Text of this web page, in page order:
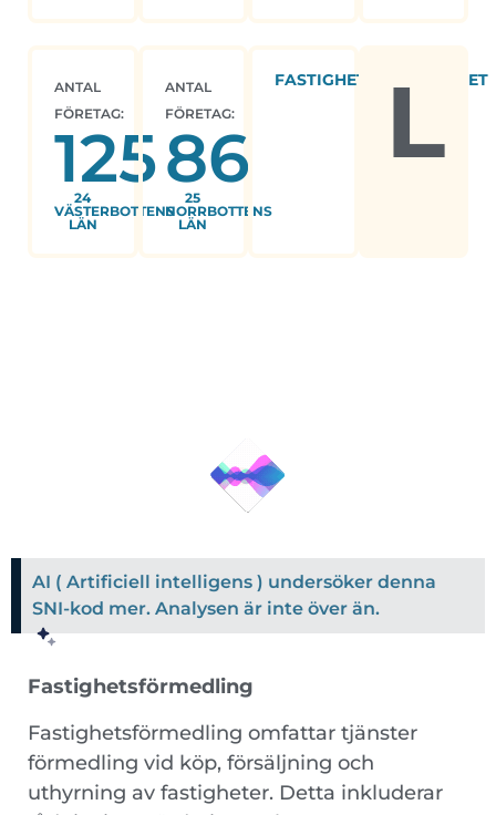
ANTAL
FÖRETAG:
125
24
VÄSTERBOTTENS
LÄN
ANTAL
FÖRETAG:
86
25
NORRBOTTENS
LÄN
FASTIGHETSVERKSAMHET
L
AI ( Artificiell intelligens ) undersöker denna
SNI-kod mer. Analysen är inte över än.
Fastighetsförmedling
Fastighetsförmedling omfattar tjänster
förmedling vid köp, försäljning och
uthyrning av fastigheter. Detta inkluderar